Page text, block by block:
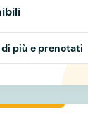
più e prenotati